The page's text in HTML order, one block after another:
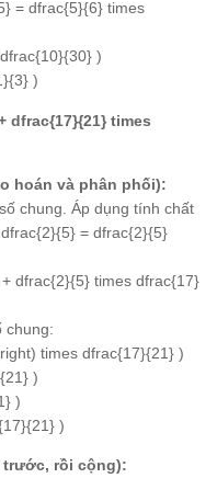
= dfrac{5}{6} times
)
)
dfrac{17}{21} times
hoán và phân phối):
chung. Áp dụng tính chất
= dfrac{2}{5}
dfrac{2}{5} times dfrac{17}
chung:
times dfrac{17}{21} )
)
)
)
trước, rồi cộng):